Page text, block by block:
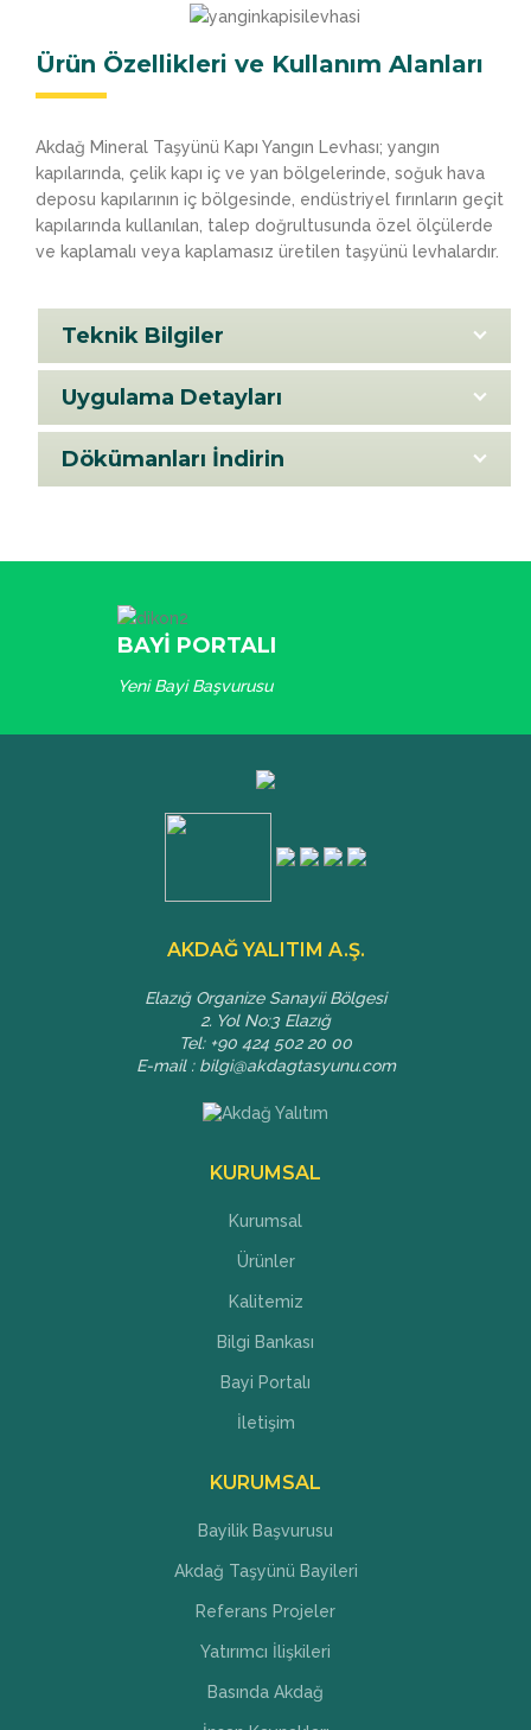
Ürün Özellikleri ve Kullanım Alanları
Akdağ Mineral Taşyünü Kapı Yangın Levhası; yangın
kapılarında, çelik kapı iç ve yan bölgelerinde, soğuk hava
deposu kapılarının iç bölgesinde, endüstriyel fırınların geçit
kapılarında kullanılan, talep doğrultusunda özel ölçülerde
ve kaplamalı veya kaplamasız üretilen taşyünü levhalardır.
Teknik Bilgiler
Uygulama Detayları
Dökümanları İndirin
BAYİ PORTALI
Yeni Bayi Başvurusu
AKDAĞ YALITIM A.Ş.
Elazığ Organize Sanayii Bölgesi
2. Yol No:3 Elazığ
Tel: +90 424 502 20 00
E-mail : bilgi@akdagtasyunu.com
KURUMSAL
Kurumsal
Ürünler
Kalitemiz
Bilgi Bankası
Bayi Portalı
İletişim
KURUMSAL
Bayilik Başvurusu
Akdağ Taşyünü Bayileri
Referans Projeler
Yatırımcı İlişkileri
Basında Akdağ